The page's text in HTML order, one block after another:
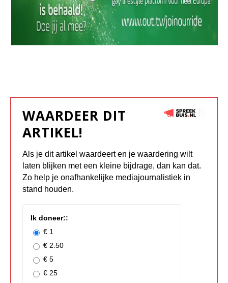
WAARDEER DIT
ARTIKEL!
Als je dit artikel waardeert en je waardering wilt
laten blijken met een kleine bijdrage, dan kan dat.
Zo help je onafhankelijke mediajournalistiek in
stand houden.
Ik doneer::
€ 1
€ 2.50
€ 5
€ 25